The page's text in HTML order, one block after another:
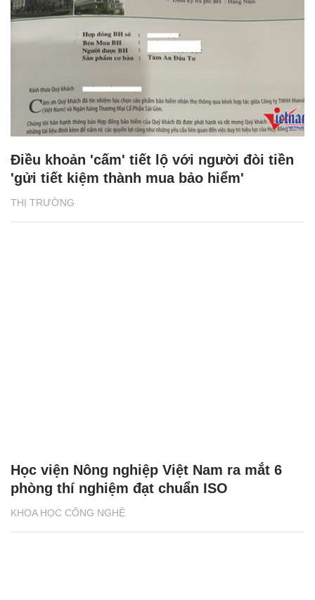
THỊ TRƯỜNG
Điều khoản 'cấm' tiết lộ với người đòi tiền
'gửi tiết kiệm thành mua bảo hiểm'
KHOA HỌC CÔNG NGHỆ
Học viện Nông nghiệp Việt Nam ra mắt 6
phòng thí nghiệm đạt chuẩn ISO